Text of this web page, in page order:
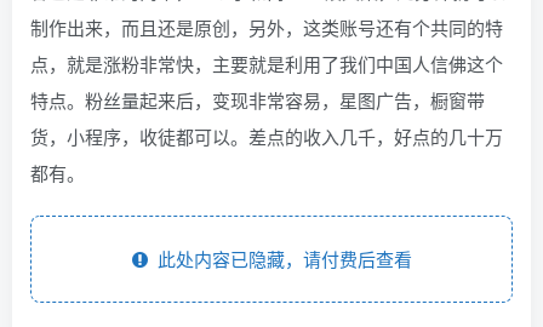
制作出来，而且还是原创，另外，这类账号还有个共同的特
点，就是涨粉非常快，主要就是利用了我们中国人信佛这个
特点。粉丝量起来后，变现非常容易，星图广告，橱窗带
货，小程序，收徒都可以。差点的收入几千，好点的几十万
都有。
此处内容已隐藏，请付费后查看